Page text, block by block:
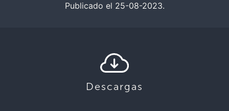
Publicado el 25-08-2023.
Descargas